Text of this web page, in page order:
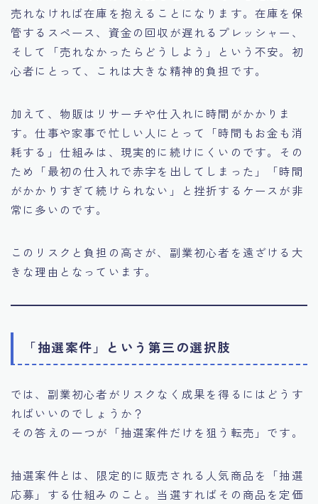
売れなければ在庫を抱えることになります。在庫を保
管するスペース、資金の回収が遅れるプレッシャー、
そして「売れなかったらどうしよう」という不安。初
心者にとって、これは大きな精神的負担です。
加えて、物販はリサーチや仕入れに時間がかかりま
す。仕事や家事で忙しい人にとって「時間もお金も消
耗する」仕組みは、現実的に続けにくいのです。その
ため「最初の仕入れで赤字を出してしまった」「時間
がかかりすぎて続けられない」と挫折するケースが非
常に多いのです。
このリスクと負担の高さが、副業初心者を遠ざける大
きな理由となっています。
「抽選案件」という第三の選択肢
では、副業初心者がリスクなく成果を得るにはどうす
ればいいのでしょうか？
その答えの一つが「抽選案件だけを狙う転売」です。
抽選案件とは、限定的に販売される人気商品を「抽選
応募」する仕組みのこと。当選すればその商品を定価